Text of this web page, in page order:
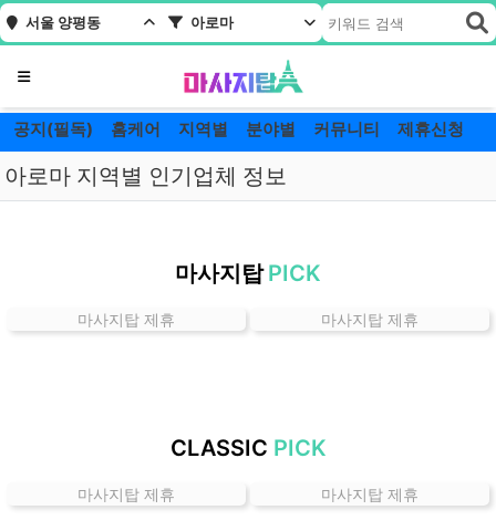
서울 양평동 아로마
메뉴
공지(필독) 홈케어 지역별 분야별 커뮤니티 제휴신청
아로마 지역별 인기업체 정보
동
곳
마사지탑 PICK
마사지탑 제휴 마사지탑 제휴
CLASSIC PICK
마사지탑 제휴 마사지탑 제휴